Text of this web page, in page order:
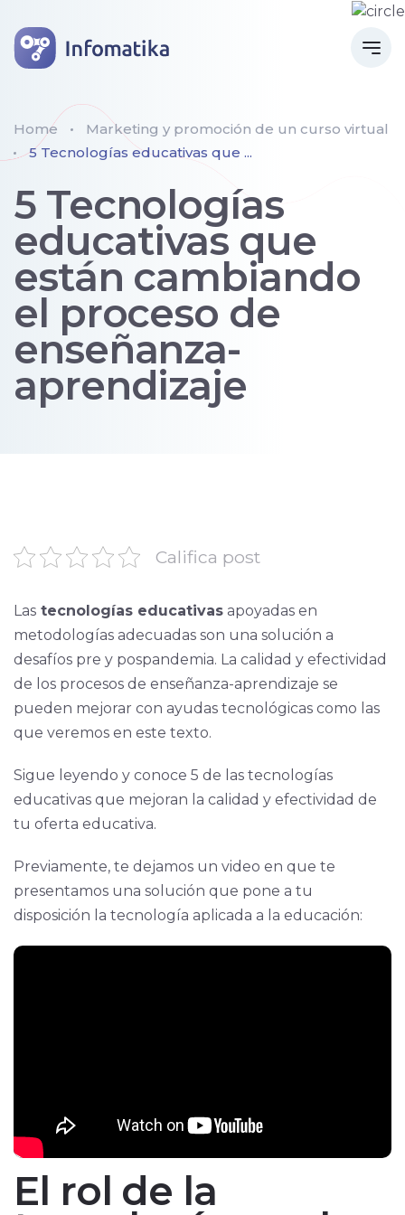
Home
Marketing y promoción de un curso virtual
5 Tecnologías educativas que ...
5 Tecnologías
educativas que
están cambiando
el proceso de
enseñanza-
aprendizaje
Califica post
Las tecnologías educativas apoyadas en
metodologías adecuadas son una solución a
desafíos pre y pospandemia. La calidad y efectividad
de los procesos de enseñanza-aprendizaje se
pueden mejorar con ayudas tecnológicas como las
que veremos en este texto.
Sigue leyendo y conoce 5 de las tecnologías
educativas que mejoran la calidad y efectividad de
tu oferta educativa.
Previamente, te dejamos un video en que te
presentamos una solución que pone a tu
disposición la tecnología aplicada a la educación:
El rol de la